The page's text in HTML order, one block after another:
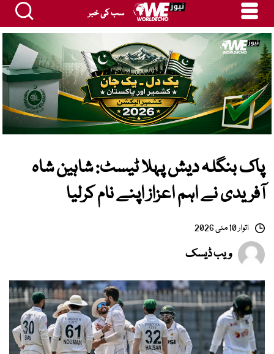
سب کی خبر
پاک بنگلہ دیش پہلا ٹیسٹ: شاہین شاہ
آفریدی نے اہم اعزاز اپنے نام کرلیا
اتوار 10 مئی 2026
ویب ڈیسک